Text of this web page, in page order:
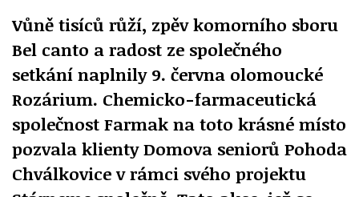
Vůně tisíců růží, zpěv komorního sboru
Bel canto a radost ze společného
setkání naplnily 9. června olomoucké
Rozárium. Chemicko-farmaceutická
společnost Farmak na toto krásné místo
pozvala klienty Domova seniorů Pohoda
Chválkovice v rámci svého projektu